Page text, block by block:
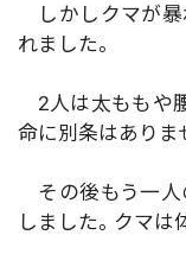
しかしクマが暴
れました。
2人は太ももや
命に別条はありま
その後もう一人
しました。クマは